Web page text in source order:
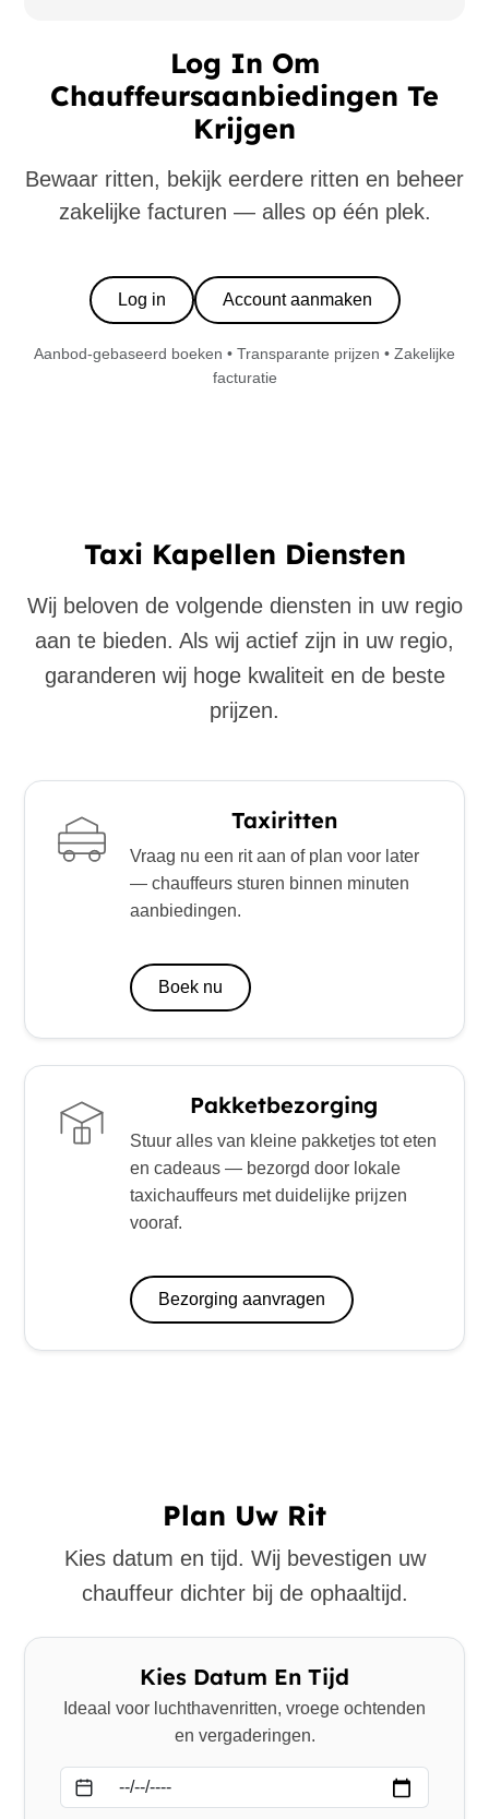
Log In Om
Chauffeursaanbiedingen Te
Krijgen
Bewaar ritten, bekijk eerdere ritten en beheer
zakelijke facturen — alles op één plek.
Log in Account aanmaken
Aanbod-gebaseerd boeken • Transparante prijzen • Zakelijke
facturatie
Taxi Kapellen Diensten
Wij beloven de volgende diensten in uw regio
aan te bieden. Als wij actief zijn in uw regio,
garanderen wij hoge kwaliteit en de beste
prijzen.
Taxiritten
Vraag nu een rit aan of plan voor later
— chauffeurs sturen binnen minuten
aanbiedingen.
Boek nu
Pakketbezorging
Stuur alles van kleine pakketjes tot eten
en cadeaus — bezorgd door lokale
taxichauffeurs met duidelijke prijzen
vooraf.
Bezorging aanvragen
Plan Uw Rit
Kies datum en tijd. Wij bevestigen uw
chauffeur dichter bij de ophaaltijd.
Kies Datum En Tijd
Ideaal voor luchthavenritten, vroege ochtenden
en vergaderingen.